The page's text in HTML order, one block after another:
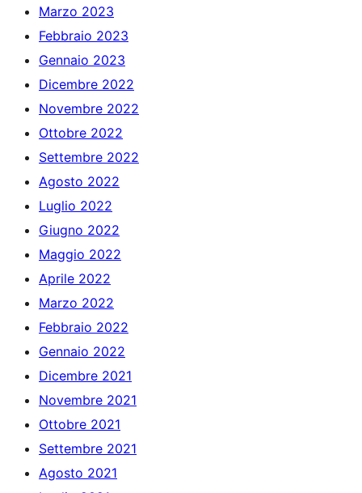
Marzo 2023
Febbraio 2023
Gennaio 2023
Dicembre 2022
Novembre 2022
Ottobre 2022
Settembre 2022
Agosto 2022
Luglio 2022
Giugno 2022
Maggio 2022
Aprile 2022
Marzo 2022
Febbraio 2022
Gennaio 2022
Dicembre 2021
Novembre 2021
Ottobre 2021
Settembre 2021
Agosto 2021